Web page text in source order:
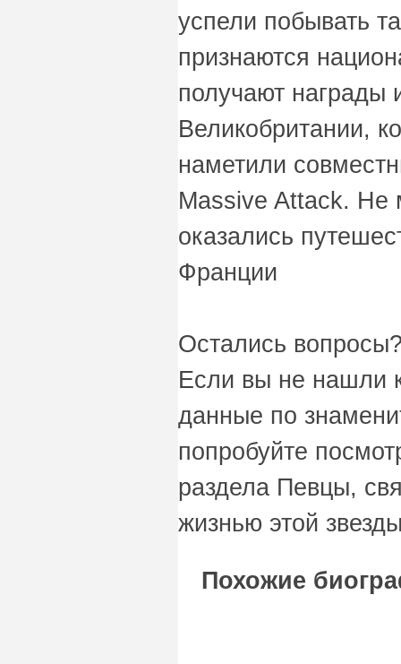
успели побывать
признаются
получают награды
Великобритании,
наметили
Massive Attack. Не
оказались
Франции
Остались
Если вы не нашли
данные по
попробуйте
раздела Певцы,
жизнью этой
Похожие